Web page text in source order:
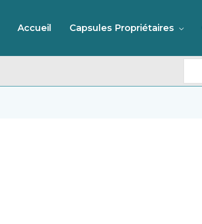
Accueil Capsules Propriétaires